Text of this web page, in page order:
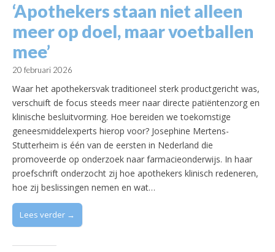
‘Apothekers staan niet alleen
meer op doel, maar voetballen
mee’
20 februari 2026
Waar het apothekersvak traditioneel sterk productgericht was,
verschuift de focus steeds meer naar directe patiëntenzorg en
klinische besluitvorming. Hoe bereiden we toekomstige
geneesmiddelexperts hierop voor? Josephine Mertens-
Stutterheim is één van de eersten in Nederland die
promoveerde op onderzoek naar farmacieonderwijs. In haar
proefschrift onderzocht zij hoe apothekers klinisch redeneren,
hoe zij beslissingen nemen en wat…
Lees verder →